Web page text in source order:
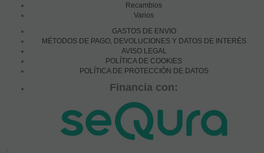
Recambios
Varios
GASTOS DE ENVIO
MÉTODOS DE PAGO, DEVOLUCIONES Y DATOS DE INTERÉS
AVISO LEGAL
POLÍTICA DE COOKIES
POLÍTICA DE PROTECCIÓN DE DATOS
Financia con: